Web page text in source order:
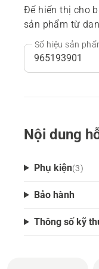
Để hiển thị cho
sản phẩm từ
Số hiệu sản
Nội dung
Phụ kiện(3)
Bảo hành
Thông số kỹ